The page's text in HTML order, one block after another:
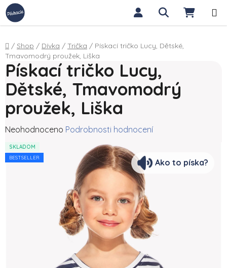
Přejít na obsah Hledat
Domů
/ Shop / Dívka / Trička / Pískací tričko Lucy, Dětské,
Tmavomodrý proužek, Liška
Pískací tričko Lucy,
Dětské, Tmavomodrý
proužek, Liška
Průměrné hodnocení produktu je 0,0 z 5 hvězdiček.
Neohodnoceno Podrobnosti hodnocení
SKLADOM
BESTSELLER
Ako to píska?